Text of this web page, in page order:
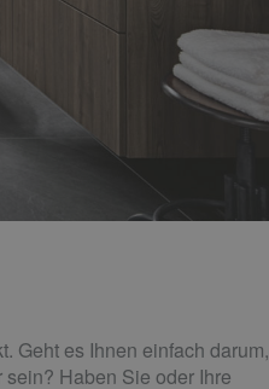
Geht es Ihnen einfach darum,
Haben Sie oder Ihre